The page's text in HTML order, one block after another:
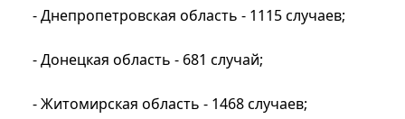
- Днепропетровская область - 1115 случаев;
- Донецкая область - 681 случай;
- Житомирская область - 1468 случаев;